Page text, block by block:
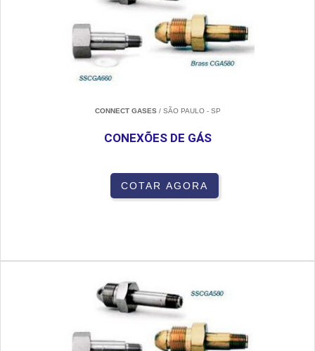
CONNECT GASES/ SÃO PAULO - SP
CONEXÕES DE GÁS
COTAR AGORA